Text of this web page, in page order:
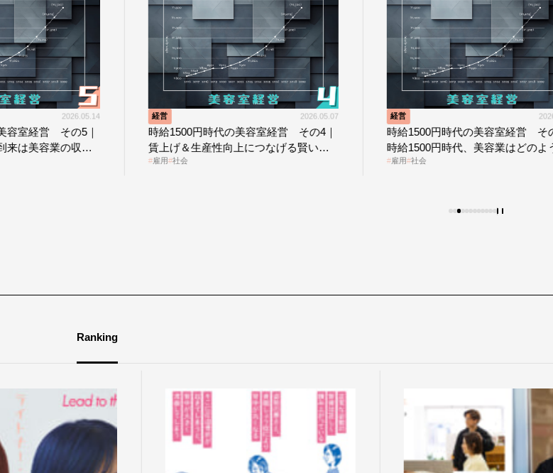
時給1500円時代の美容室経営 その4｜
賃上げ＆生産性向上につなげる賢い助
時給1500円時代の美容室経営 その3｜
時給1500円時代、美容業はどのような
時給1500
時給1500
Ranking